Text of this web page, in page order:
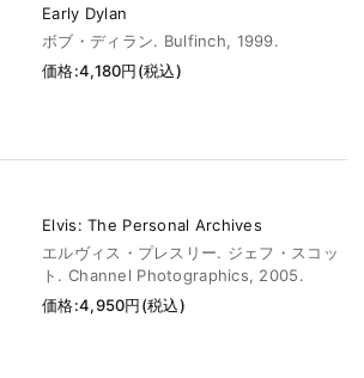
Early Dylan
ボブ・ディラン. Bulfinch, 1999.
価格:4,180円(税込)
Elvis: The Personal Archives
エルヴィス・プレスリー. ジェフ・スコッ
ト. Channel Photographics, 2005.
価格:4,950円(税込)